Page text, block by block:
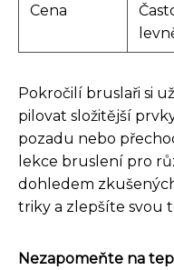
Cena
Pokročilí bruslaři si
pilovat složitější
pozadu nebo
lekce bruslení pro
dohledem
triky a zlepšíte svou
Nezapomeňte na